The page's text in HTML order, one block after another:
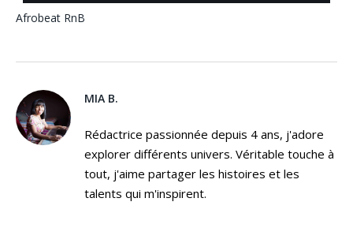
Afrobeat RnB
MIA B.
Rédactrice passionnée depuis 4 ans, j'adore
explorer différents univers. Véritable touche à
tout, j'aime partager les histoires et les
talents qui m'inspirent.